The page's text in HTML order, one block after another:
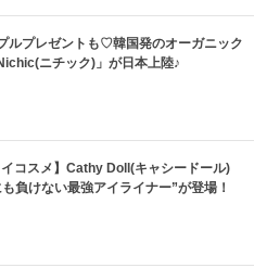
ルプレゼントも♡韓国発のオーガニック
ニチック)」が日本上陸♪
コスメ】Cathy Doll(キャシードール)
負けない最強アイライナー”が登場！